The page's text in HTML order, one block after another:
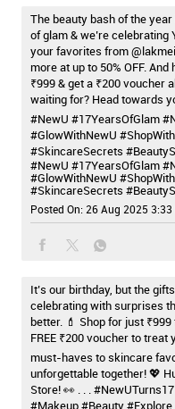
#SkincareSecrets
#NewU #17YearsOfGlam
#GlowWithNewU
#SkincareSecrets
Posted On: 26 Aug 2025 3:33
It’s our birthday, but the
celebrating with surprises
better. 💄 Shop for just
FREE ₹200 voucher to
unforgettable together! 💖
#Try#NewUTurns17
#Makeup#Beauty #Explore
#Try
Posted On: 22 Aug 2025 3:46